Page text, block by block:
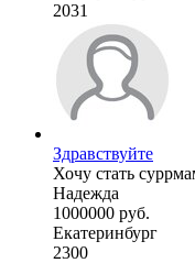
2031
Здравствуйте
Хочу стать
Надежда
1000000 руб.
Екатеринбург
2300